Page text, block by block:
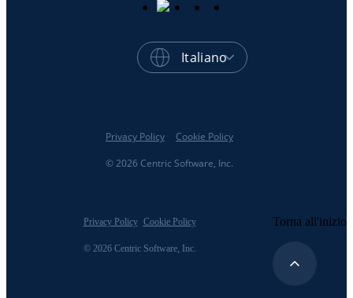
Italiano
© 2026 Centric Software, Inc.
Privacy Policy Cookie Policy
© 2026 Centric Software, Inc.
Privacy Policy Cookie Policy Torna all'inizio